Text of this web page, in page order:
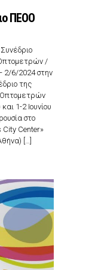
ΠΕΟΟ
/
2/6/2024 στην
της
1-2 Ιουνίου
στο
City Center»
[…]